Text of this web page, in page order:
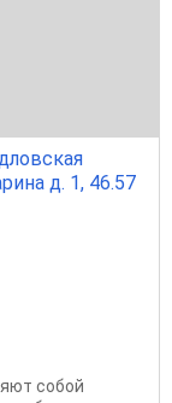
д. 1, 46.57
собой